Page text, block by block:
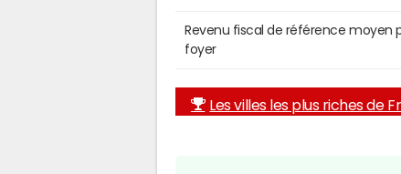
Revenu fiscal de référence moyen
foyer
Les villes les plus riches de